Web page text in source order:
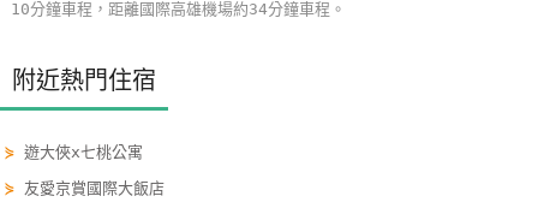
樂
地
顧
10分鐘車程，距離國際高雄機場約34分鐘車程。
附近熱門住宿
⋟遊大俠x七桃公寓
⋟ 友愛京賞國際大飯店